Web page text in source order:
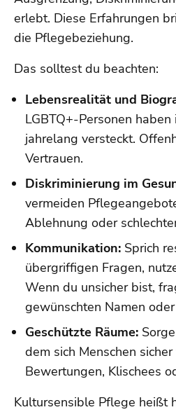
erlebt. Diese Erfahrungen
die Pflegebeziehung.
Das solltest du beachten:
Lebensrealität und
LGBTQ+-Personen
jahrelang versteckt.
Vertrauen.
Diskriminierung im
vermeiden
Ablehnung oder
Kommunikation: Sprich
übergriffigen Fragen,
Wenn du unsicher bist,
gewünschten Namen
Geschützte Räume:
dem sich Menschen
Bewertungen, Klischees
Kultursensible Pflege heißt